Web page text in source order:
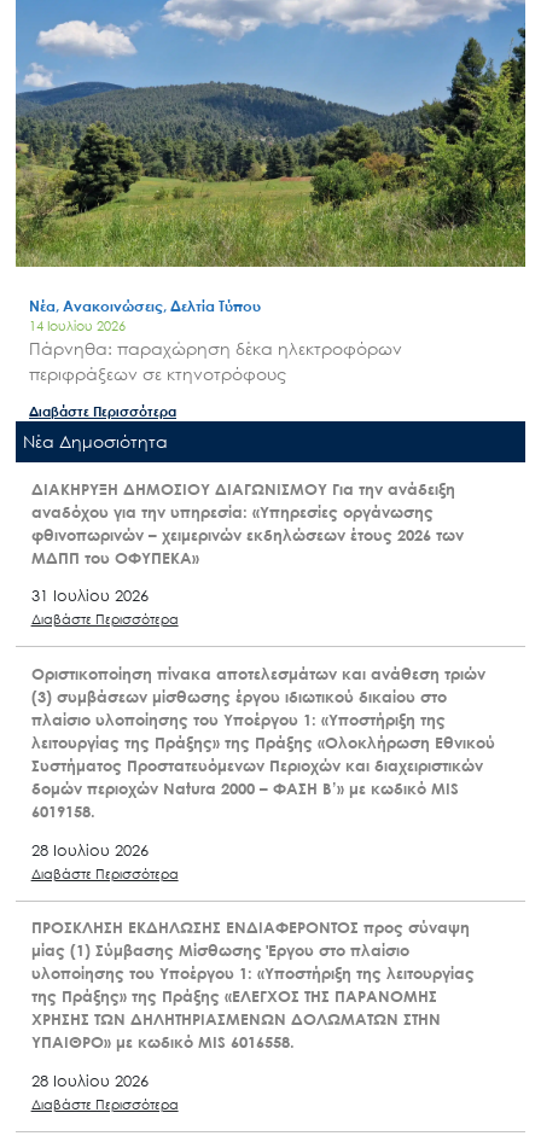
Νέα, Ανακοινώσεις, Δελτία Τύπου
14 Ιουλίου 2026
Πάρνηθα: παραχώρηση δέκα ηλεκτροφόρων
περιφράξεων σε κτηνοτρόφους
Διαβάστε Περισσότερα
Nέα Δημοσιότητα
ΔΙΑΚΗΡΥΞΗ ΔΗΜΟΣΙΟΥ ΔΙΑΓΩΝΙΣΜΟΥ Για την ανάδειξη
αναδόχου για την υπηρεσία: «Υπηρεσίες οργάνωσης
φθινοπωρινών – χειμερινών εκδηλώσεων έτους 2026 των
ΜΔΠΠ του ΟΦΥΠΕΚΑ»
31 Ιουλίου 2026
Διαβάστε Περισσότερα
Οριστικοποίηση πίνακα αποτελεσμάτων και ανάθεση τριών
(3) συμβάσεων μίσθωσης έργου ιδιωτικού δικαίου στο
πλαίσιο υλοποίησης του Υποέργου 1: «Υποστήριξη της
λειτουργίας της Πράξης» της Πράξης «Ολοκλήρωση Εθνικού
Συστήματος Προστατευόμενων Περιοχών και διαχειριστικών
δομών περιοχών Natura 2000 – ΦΑΣΗ Β’» με κωδικό MIS
6019158.
28 Ιουλίου 2026
Διαβάστε Περισσότερα
ΠΡΟΣΚΛΗΣΗ ΕΚΔΗΛΩΣΗΣ ΕΝΔΙΑΦΕΡΟΝΤΟΣ προς σύναψη
μίας (1) Σύμβασης Μίσθωσης Έργου στο πλαίσιο
υλοποίησης του Υποέργου 1: «Υποστήριξη της λειτουργίας
της Πράξης» της Πράξης «ΕΛΕΓΧΟΣ ΤΗΣ ΠΑΡΑΝΟΜΗΣ
ΧΡΗΣΗΣ ΤΩΝ ΔΗΛΗΤΗΡΙΑΣΜΕΝΩΝ ΔΟΛΩΜΑΤΩΝ ΣΤΗΝ
ΥΠΑΙΘΡΟ» με κωδικό MIS 6016558.
28 Ιουλίου 2026
Διαβάστε Περισσότερα